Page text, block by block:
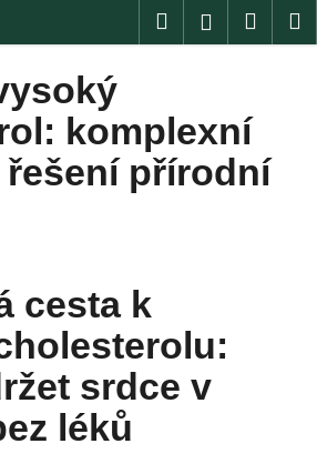
Hledat Přihlášení
komplexní
řešení přírodní
cesta k
srdce v
léků